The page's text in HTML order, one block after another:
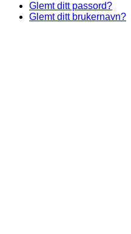
Glemt ditt passord?
Glemt ditt brukernavn?